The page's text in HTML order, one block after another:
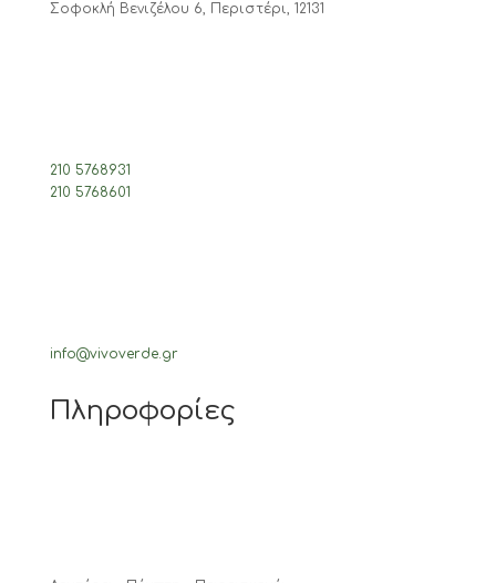
Σοφοκλή Βενιζέλου 6, Περιστέρι, 12131
210 5768931
210 5768601
info@vivoverde.gr
Πληροφορίες